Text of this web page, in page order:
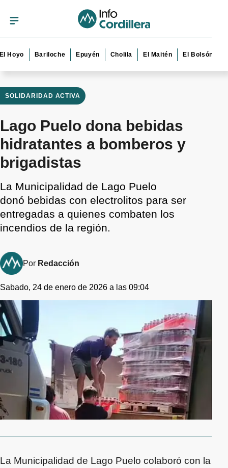
Bariloche Epuyén Cholila El Maitén El Bolsón Esquel
SOLIDARIDAD ACTIVA
Lago Puelo dona bebidas
hidratantes a bomberos y
brigadistas
La Municipalidad de Lago Puelo
donó bebidas con electrolitos para ser
entregadas a quienes combaten los
incendios de la región.
Por Redacción
Sabado, 24 de enero de 2026 a las 09:04
La Municipalidad de Lago Puelo colaboró con la